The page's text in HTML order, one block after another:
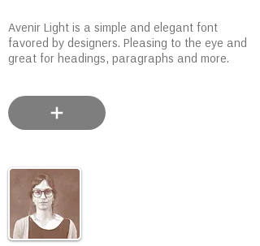
Avenir Light is a simple and elegant font
favored by designers. Pleasing to the eye and
great for headings, paragraphs and more.